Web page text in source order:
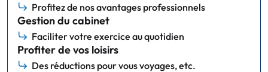
Profitez de nos avantages professionnels
Gestion du cabinet
Faciliter votre exercice au quotidien
Profiter de vos loisirs
Des réductions pour vous voyages, etc.